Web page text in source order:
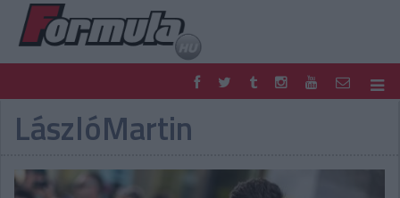
F1
FORMULA
RETRO
EGYÉB
LászlóMartin